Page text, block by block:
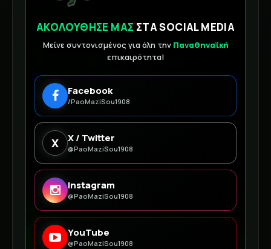
ΑΚΟΛΟΥΘΗΣΕ ΜΑΣ ΣΤΑ SOCIAL MEDIA
Μείνε συντονισμένος για όλη την Παναθηναϊκή
επικαιρότητα!
Facebook
/PaoMaziSou1908
X X / Twitter
@PaoMaziSou1908
Instagram
@PaoMaziSou1908
YouTube
@PaoMaziSou1908